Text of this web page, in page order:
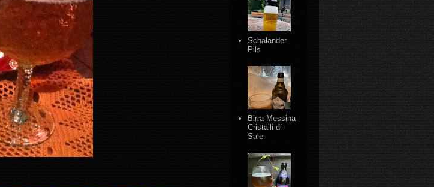
Schalander
Pils
Birra Messina
Cristalli di
Sale